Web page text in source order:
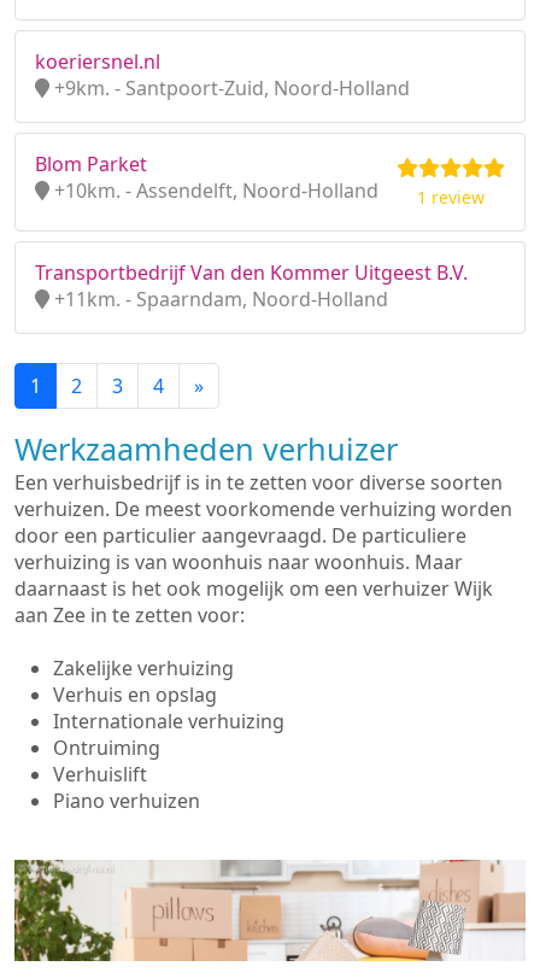
koeriersnel.nl
+9km. - Santpoort-Zuid, Noord-Holland
Blom Parket
+10km. - Assendelft, Noord-Holland
1 review
Transportbedrijf Van den Kommer Uitgeest B.V.
+11km. - Spaarndam, Noord-Holland
1 2 3 4 »
Werkzaamheden verhuizer
Een verhuisbedrijf is in te zetten voor diverse soorten
verhuizen. De meest voorkomende verhuizing worden
door een particulier aangevraagd. De particuliere
verhuizing is van woonhuis naar woonhuis. Maar
daarnaast is het ook mogelijk om een verhuizer Wijk
aan Zee in te zetten voor:
Zakelijke verhuizing
Verhuis en opslag
Internationale verhuizing
Ontruiming
Verhuislift
Piano verhuizen